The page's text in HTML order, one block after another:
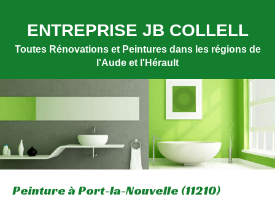
ENTREPRISE JB COLLELL
Toutes Rénovations et Peintures dans les régions de
l'Aude et l'Hérault
Peinture à Port-la-Nouvelle (11210)